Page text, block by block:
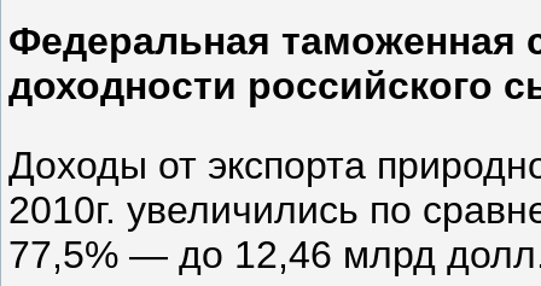
Федеральная
доходности российского
Доходы от экспорта
2010г. увеличились по
77,5% — до 12,46 млрд